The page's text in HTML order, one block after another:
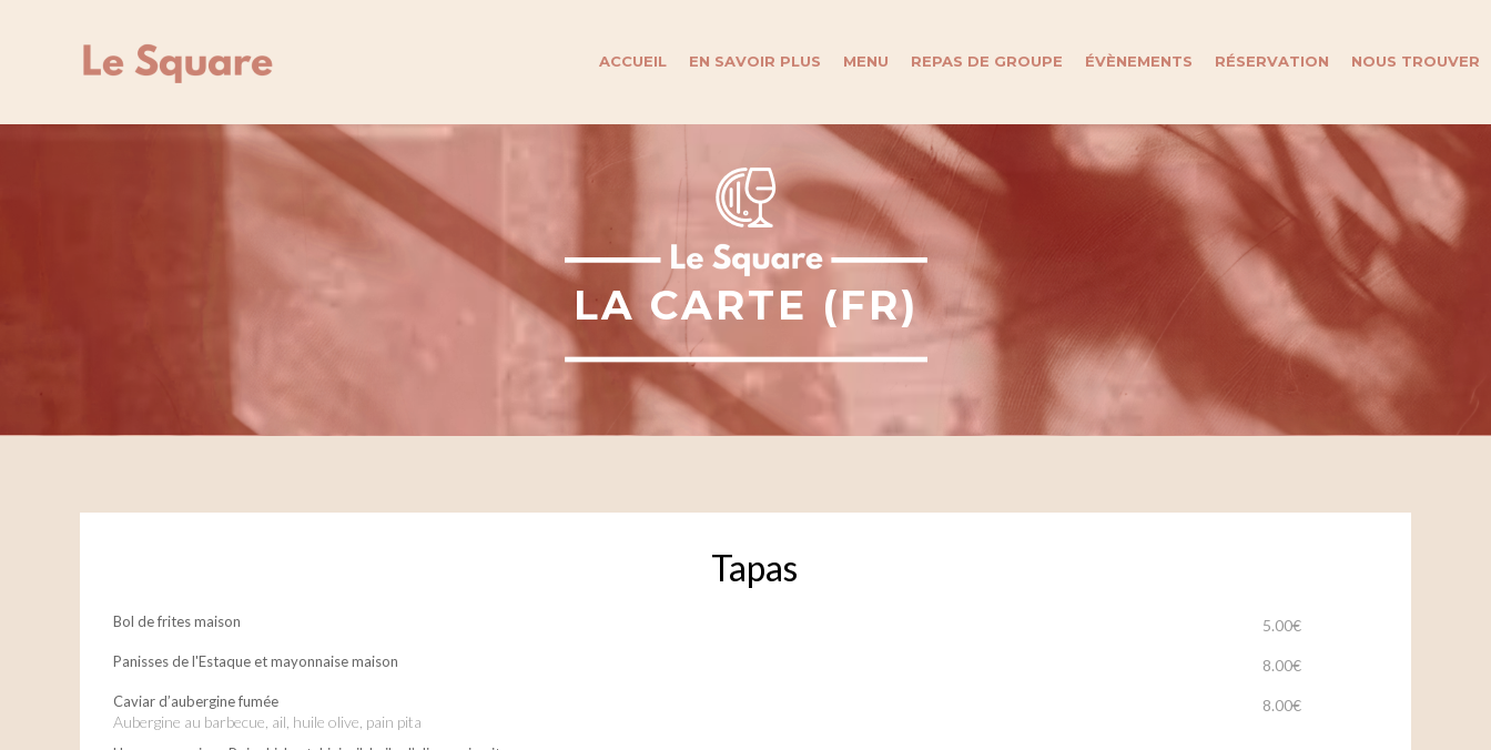
ACCUEIL EN SAVOIR PLUS MENU REPAS DE GROUPE ÉVÈNEMENTS RÉSERVATION NOUS TROUVER
LA CARTE (FR)
Tapas
Bol de frites maison 5.00€
Panisses de l'Estaque et mayonnaise maison 8.00€
Caviar d’aubergine fumée
Aubergine au barbecue, ail, huile olive, pain pita
8.00€